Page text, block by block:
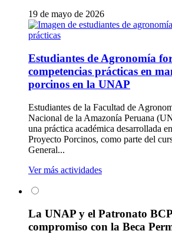
19 de mayo de 2026
Estudiantes de Agronomía
competencias prácticas en
porcinos en la UNAP
Estudiantes de la Facultad de
Nacional de la Amazonía Peruana
una práctica académica desarrollada
Proyecto Porcinos, como parte del
General...
Ver más actividades
La UNAP y el Patronato
compromiso con la Beca